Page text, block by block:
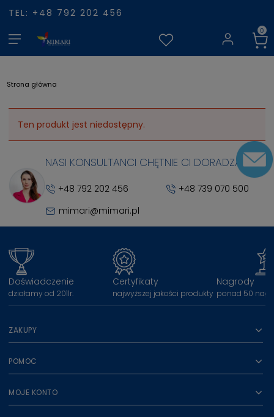
TEL: +48 792 202 456
Strona główna
Ten produkt jest niedostępny.
NASI KONSULTANCI CHĘTNIE CI DORADZĄ
+48 792 202 456
+48 739 070 500
mimari@mimari.pl
Doświadczenie
działamy od 2011r.
Certyfikaty
najwyższej jakości produkty
Nagrody
ponad 50
ZAKUPY
POMOC
MOJE KONTO